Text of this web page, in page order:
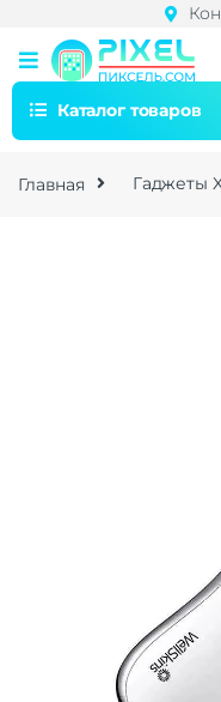
Каталог товаров
Главная Гаджеты